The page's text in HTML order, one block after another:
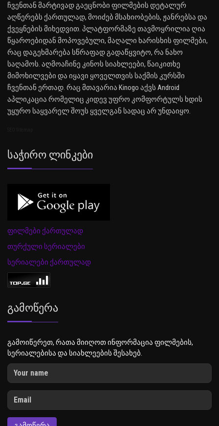
ჩვენთან მარტივად გაეცნობი ფილმების დეტალურ
აღწერებს ქართულად, მოიძებ მსახიობების, ჟანრებსა და
ქვეყნების მიხედვით. პლატფორმაზე თავმოყრილია ღია
წყაროებიდან მოპოვებული, მაღალი ხარისხის ფილმები,
რაც დაგეხმარება სწრაფად გადაწყვიტო, რა ნახო
საღამოს. აღმოაჩინე კინოს სიახლეები, წაიკითხე
მიმოხილვები და იყავი ყოველთვის საქმის კურსში
ჩვენთან ერთად. რაც მთავარია Kinogo აქვს Android
აპლიკაცია რომელიც კიდევ უფრო კომფორტულს ხდის
უყურო საყვარელ შოუს ყველგან სადაც არ უნდაიყო.
Საჭირო Ლინკები
ფილმები ქართულად
თურქული სერიალები
სერიალები ქართულად
Გამოწერა
გამოიწერეთ, რათა მიიღოთ ინფორმაცია ფილმების,
სერიალებისა და სიახლეების შესახებ.